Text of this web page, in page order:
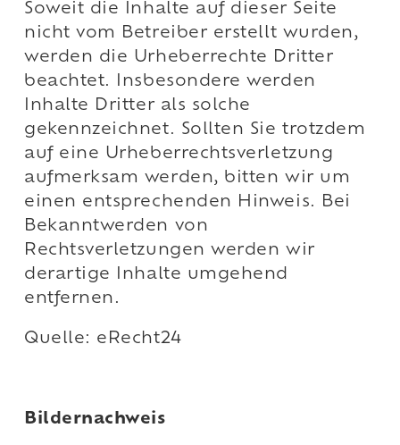
Soweit die Inhalte auf dieser Seite
nicht vom Betreiber erstellt wurden,
werden die Urheberrechte Dritter
beachtet. Insbesondere werden
Inhalte Dritter als solche
gekennzeichnet. Sollten Sie trotzdem
auf eine Urheberrechtsverletzung
aufmerksam werden, bitten wir um
einen entsprechenden Hinweis. Bei
Bekanntwerden von
Rechtsverletzungen werden wir
derartige Inhalte umgehend
entfernen.
Quelle: eRecht24
Bildernachweis